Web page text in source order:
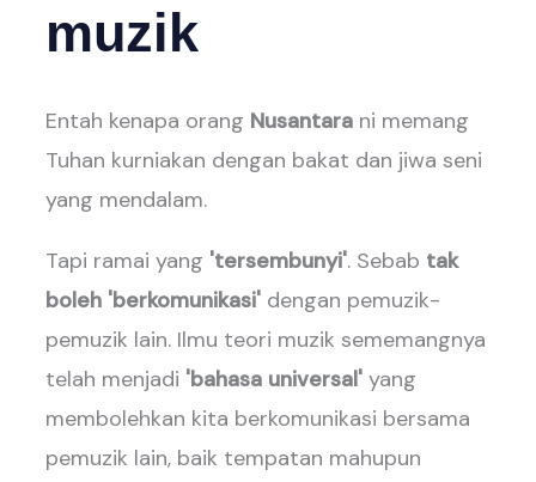
muzik
Entah kenapa orang Nusantara ni memang
Tuhan kurniakan dengan bakat dan jiwa seni
yang mendalam.
Tapi ramai yang 'tersembunyi'. Sebab tak
boleh 'berkomunikasi' dengan pemuzik-
pemuzik lain. Ilmu teori muzik sememangnya
telah menjadi 'bahasa universal' yang
membolehkan kita berkomunikasi bersama
pemuzik lain, baik tempatan mahupun